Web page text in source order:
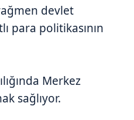
devlet
para politikasının
Merkez
sağlıyor.